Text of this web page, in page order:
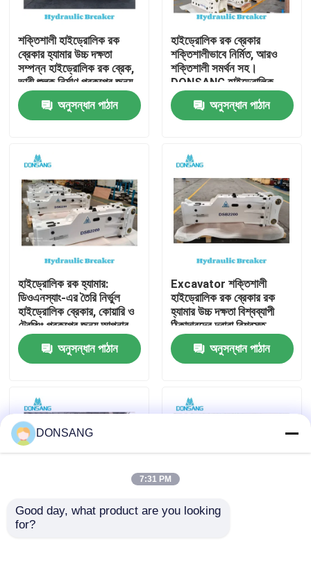
বাড়ি
পণ্য
VR প্রদর্শন
আমাদের সম্পর্কে
কারখানা ভ্রমণ
যোগাযোগ করুন
হাইড্রোলিক রক ব্রেকার
শক্তিশালী হাইড্রোলিক রক
ব্রেকার হ্যামার উচ্চ দক্ষতা
সম্পন্ন হাইড্রোলিক রক ব্রেক,
ভারী শুল্ক নির্মাণ প্রকল্পের জন্য,
পাথর ভাঙ্গা থেকে পুনর্ব্যবহার
পর্যন্ত DONSANG বহুমুখী
হাইড্রোলিক ব্রেকার, OEM
অনুসন্ধান পাঠান
হাইড্রোলিক রক ব্রেকার
শক্তিশালীভাবে নির্মিত, আরও
শক্তিশালী সমর্থন সহ।
DONSANG হাইড্রোলিক
ব্রেকার, ২৪/৭ বিশেষজ্ঞ সহায়তা
সহ। হাইড্রোলিক রক হ্যামার
অ্যাটাচমেন্ট, নির্মাণ যন্ত্রাংশ
অনুসন্ধান পাঠান
হাইড্রোলিক রক হ্যামার:
ডিওএনস্যাং-এর তৈরি নির্ভুল
হাইড্রোলিক ব্রেকার, কোয়ারি ও
ট্রেঞ্চিং প্রকল্পের জন্য আপনার
ভালো সহযোগী
অনুসন্ধান পাঠান
Excavator শক্তিশালী
হাইড্রোলিক রক ব্রেকার রক
হ্যামার উচ্চ দক্ষতা বিশ্বব্যাপী
ঠিকাদারদের দ্বারা বিশ্বস্ত
DONSANG লাইফটাইম
রক্ষণাবেক্ষণ নির্দেশিকা সহ
হাইড্রোলিক ব্রেকার
অনুসন্ধান পাঠান
হাইড্রোলিক ব্রেকার হ্যামার
DONSANG
7:31 PM
Good day, what product are you looking
for?